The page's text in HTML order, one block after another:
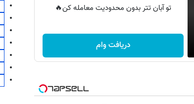
تو آبان تتر بدون محدودیت معامله کن🔥
دریافت وام